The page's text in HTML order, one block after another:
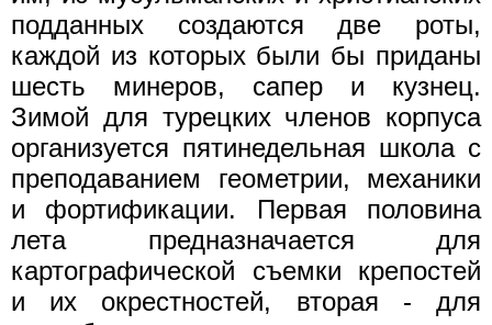
подданных создаются две роты,
каждой из которых были бы приданы
шесть минеров, сапер и кузнец.
Зимой для турецких членов корпуса
организуется пятинедельная школа с
преподаванием геометрии, механики
и фортификации. Первая половина
лета предназначается для
картографической съемки крепостей
и их окрестностей, вторая - для